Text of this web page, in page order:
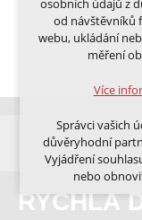
RYCHLÁ
nutná pro
udržení
přihlášení,
Volitelná cookies
analytická
Více
osobních údajů z
od návštěvníků
webu, ukládání
měření
Více
Správci vašich
důvěryhodní
Vyjádření
nebo
Cookies a